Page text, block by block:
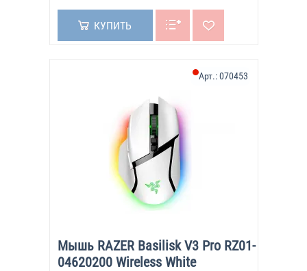
КУПИТЬ
Мышь RAZER Basilisk V3 Pro RZ01-
04620200 Wireless White
Арт.:070453